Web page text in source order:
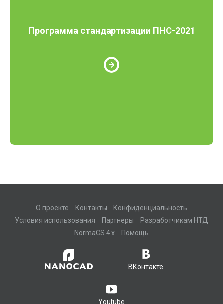
Программа стандартизации ПНС-2021
О проекте Контакты
Конфиденциальность
Условия использования
Партнеры
Разработчикам НТД
NormaCS 4.x
Помощь
ВКонтакте
Youtube